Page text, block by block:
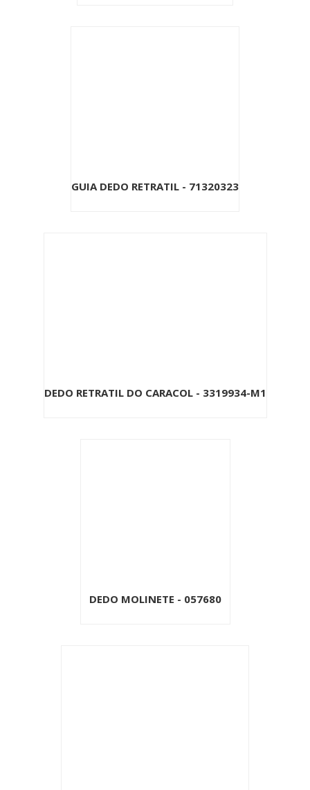
GUIA DEDO RETRATIL - 71320323
DEDO RETRATIL DO CARACOL - 3319934-M1
DEDO MOLINETE - 057680